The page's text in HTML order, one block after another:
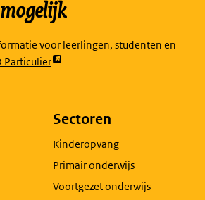
voor leerlingen, studenten en
Particulier
Sectoren
Kinderopvang
Primair onderwijs
Voortgezet onderwijs